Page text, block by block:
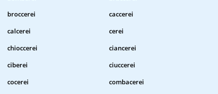
broccerei
caccerei
calcerei
cerei
chioccerei
ciancerei
ciberei
ciuccerei
cocerei
combacerei